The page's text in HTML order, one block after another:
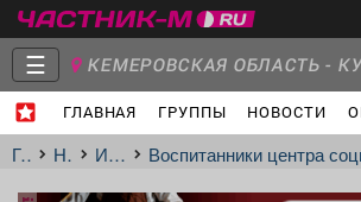
☰ КЕМЕРОВСКАЯ ОБЛАСТЬ -
ГЛАВНАЯ ГРУППЫ НОВОСТИ
Главная
ГлавнаяНовостиИнформацияВоспитанники центра социальной помощи семье и детям приняли участие в